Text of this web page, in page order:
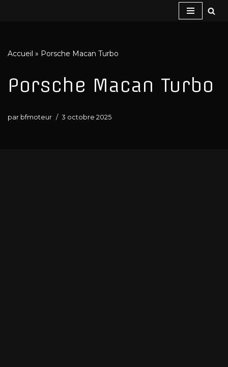
contenu
Accueil » Porsche Macan Turbo
Porsche Macan Turbo
par bfmoteur 3 octobre 2025